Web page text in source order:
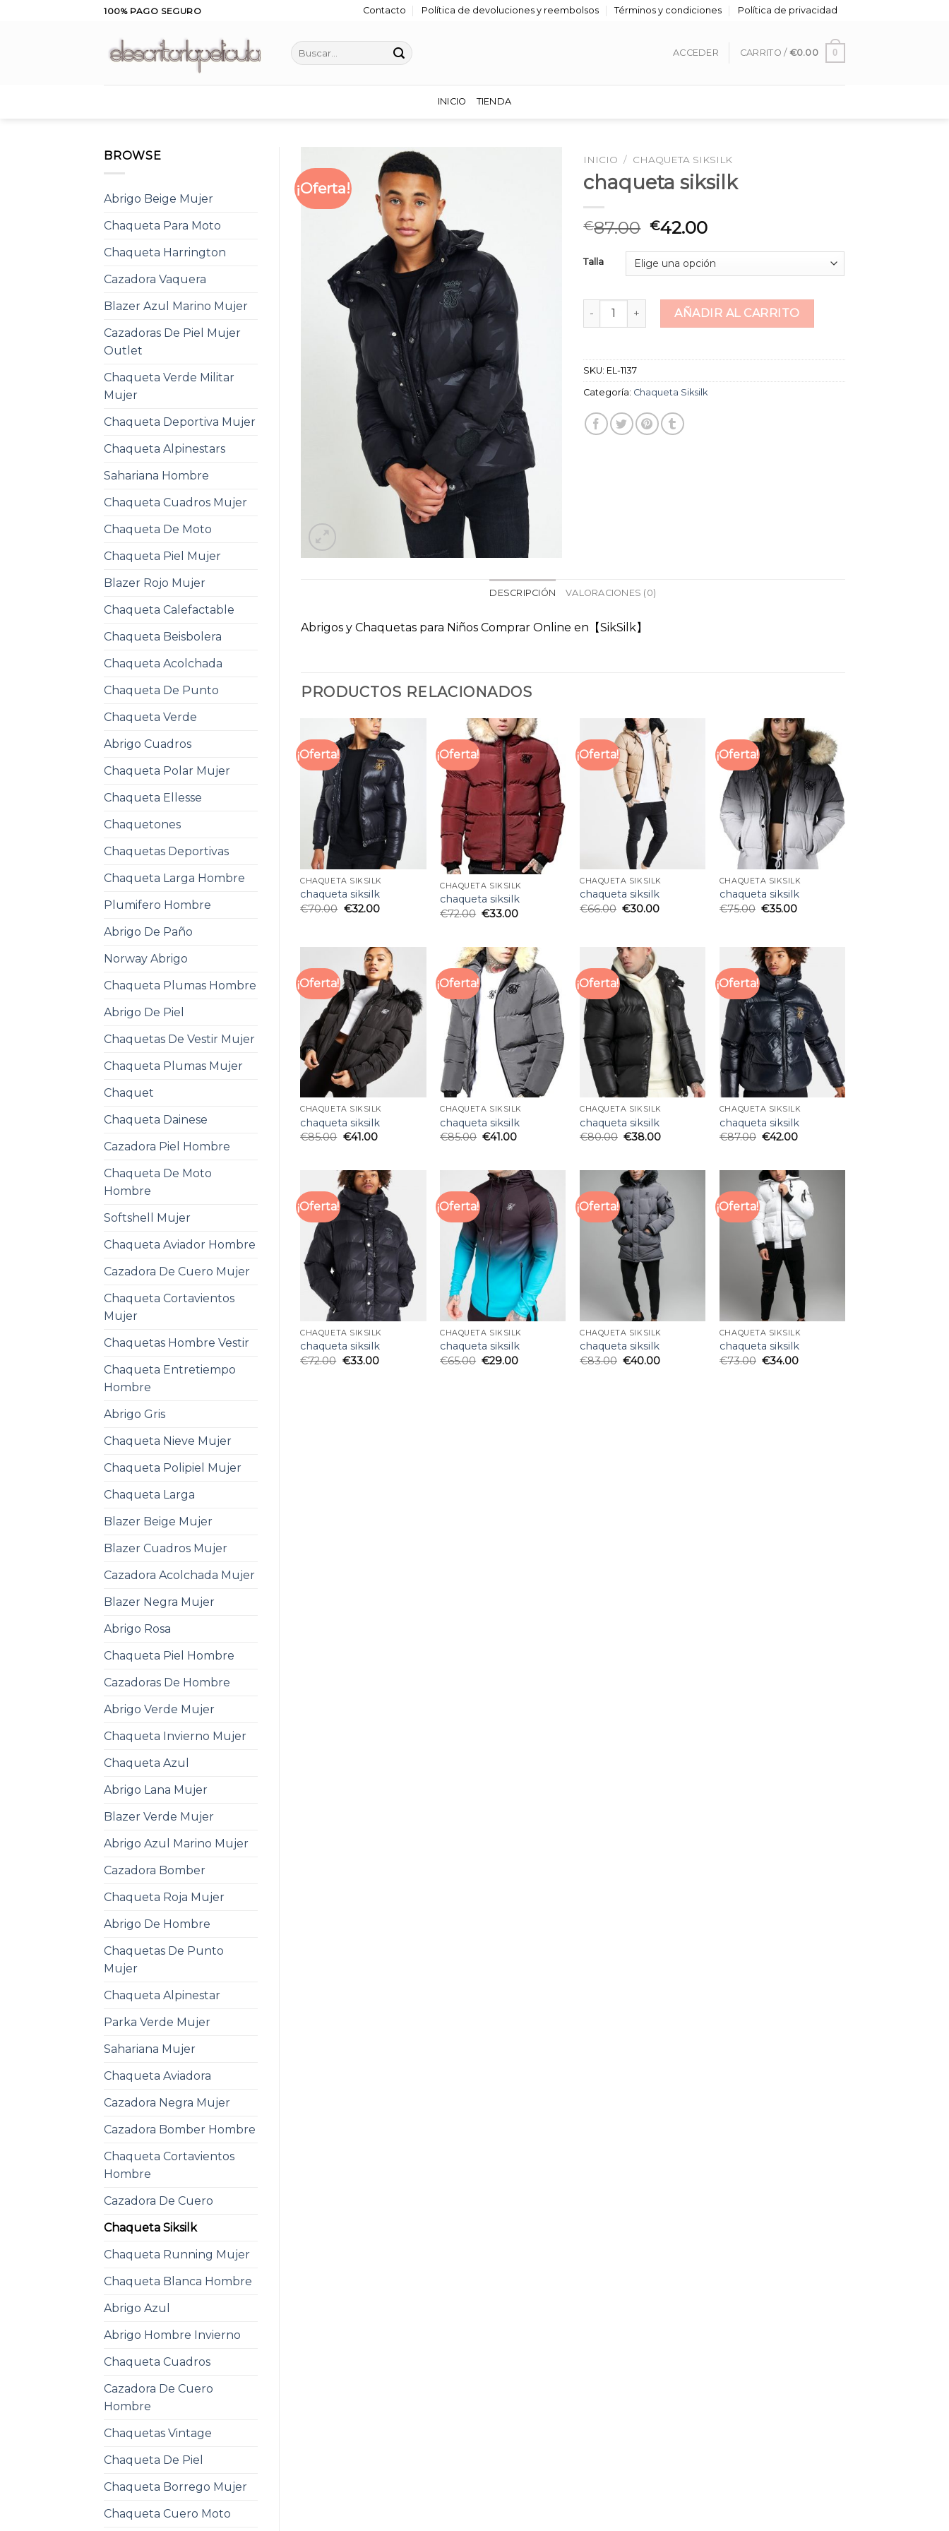
100% PAGO SEGURO Contacto Política de devoluciones y reembolsos Términos y condiciones Política de privacidad
Buscar
por:
ACCEDER CARRITO / €0.00 0
INICIO TIENDA
BROWSE
Abrigo Beige Mujer
Chaqueta Para Moto
Chaqueta Harrington
Cazadora Vaquera
Blazer Azul Marino Mujer
Cazadoras De Piel Mujer
Outlet
Chaqueta Verde Militar
Mujer
Chaqueta Deportiva Mujer
Chaqueta Alpinestars
Sahariana Hombre
Chaqueta Cuadros Mujer
Chaqueta De Moto
Chaqueta Piel Mujer
Blazer Rojo Mujer
Chaqueta Calefactable
Chaqueta Beisbolera
Chaqueta Acolchada
Chaqueta De Punto
Chaqueta Verde
Abrigo Cuadros
Chaqueta Polar Mujer
Chaqueta Ellesse
Chaquetones
Chaquetas Deportivas
Chaqueta Larga Hombre
Plumifero Hombre
Abrigo De Paño
Norway Abrigo
Chaqueta Plumas Hombre
Abrigo De Piel
Chaquetas De Vestir Mujer
Chaqueta Plumas Mujer
Chaquet
Chaqueta Dainese
Cazadora Piel Hombre
Chaqueta De Moto
Hombre
Softshell Mujer
Chaqueta Aviador Hombre
Cazadora De Cuero Mujer
Chaqueta Cortavientos
Mujer
Chaquetas Hombre Vestir
Chaqueta Entretiempo
Hombre
Abrigo Gris
Chaqueta Nieve Mujer
Chaqueta Polipiel Mujer
Chaqueta Larga
Blazer Beige Mujer
Blazer Cuadros Mujer
Cazadora Acolchada Mujer
Blazer Negra Mujer
Abrigo Rosa
Chaqueta Piel Hombre
Cazadoras De Hombre
Abrigo Verde Mujer
Chaqueta Invierno Mujer
Chaqueta Azul
Abrigo Lana Mujer
Blazer Verde Mujer
Abrigo Azul Marino Mujer
Cazadora Bomber
Chaqueta Roja Mujer
Abrigo De Hombre
Chaquetas De Punto
Mujer
Chaqueta Alpinestar
Parka Verde Mujer
Sahariana Mujer
Chaqueta Aviadora
Cazadora Negra Mujer
Cazadora Bomber Hombre
Chaqueta Cortavientos
Hombre
Cazadora De Cuero
Chaqueta Siksilk
Chaqueta Running Mujer
Chaqueta Blanca Hombre
Abrigo Azul
Abrigo Hombre Invierno
Chaqueta Cuadros
Cazadora De Cuero
Hombre
Chaquetas Vintage
Chaqueta De Piel
Chaqueta Borrego Mujer
Chaqueta Cuero Moto
¡Oferta!
INICIO / CHAQUETA SIKSILK
chaqueta siksilk
€87.00 €42.00
Talla
chaqueta siksilk cantidadAÑADIR AL CARRITO
SKU: EL-1137
Categoría: Chaqueta Siksilk
DESCRIPCIÓN VALORACIONES (0)
Abrigos y Chaquetas para Niños Comprar Online en【SikSilk】
PRODUCTOS RELACIONADOS
¡Oferta!
CHAQUETA SIKSILK
chaqueta siksilk
€70.00 €32.00
¡Oferta!
CHAQUETA SIKSILK
chaqueta siksilk
€72.00 €33.00
¡Oferta!
CHAQUETA SIKSILK
chaqueta siksilk
€66.00 €30.00
¡Oferta!
CHAQUETA SIKSILK
chaqueta siksilk
€75.00 €35.00
¡Oferta!
CHAQUETA SIKSILK
chaqueta siksilk
€85.00 €41.00
¡Oferta!
CHAQUETA SIKSILK
chaqueta siksilk
€85.00 €41.00
¡Oferta!
CHAQUETA SIKSILK
chaqueta siksilk
€80.00 €38.00
¡Oferta!
CHAQUETA SIKSILK
chaqueta siksilk
€87.00 €42.00
¡Oferta!
CHAQUETA SIKSILK
chaqueta siksilk
€72.00 €33.00
¡Oferta!
CHAQUETA SIKSILK
chaqueta siksilk
€65.00 €29.00
¡Oferta!
CHAQUETA SIKSILK
chaqueta siksilk
€83.00 €40.00
¡Oferta!
CHAQUETA SIKSILK
chaqueta siksilk
€73.00 €34.00